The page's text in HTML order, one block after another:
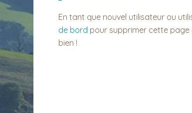
En tant que nouvel utilisateur ou
de bord pour supprimer cette page
bien !